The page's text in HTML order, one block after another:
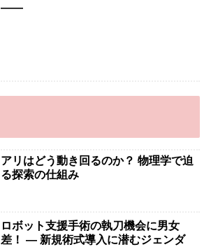
――
アリはどう動き回るのか？ 物理学で迫
る探索の仕組み
ロボット支援手術の執刀機会に男女
差！ — 新規術式導入に潜むジェンダ